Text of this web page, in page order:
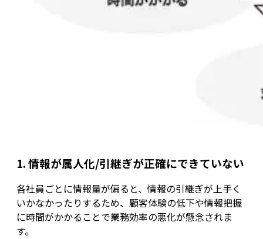
1. 情報が属人化/引継ぎが正確にできていない
各社員ごとに情報量が偏ると、情報の引継ぎが上手く
いかなかったりするため、顧客体験の低下や情報把握
に時間がかかることで業務効率の悪化が懸念されま
す。